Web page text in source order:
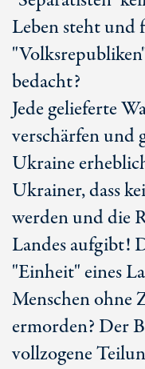
Leben steht und
bedacht?
Jede gelieferte
verschärfen und
Ukraine
Ukrainer, dass
werden und die
Landes aufgibt!
"Einheit" eines
Menschen ohne
ermorden? Der
vollzogene